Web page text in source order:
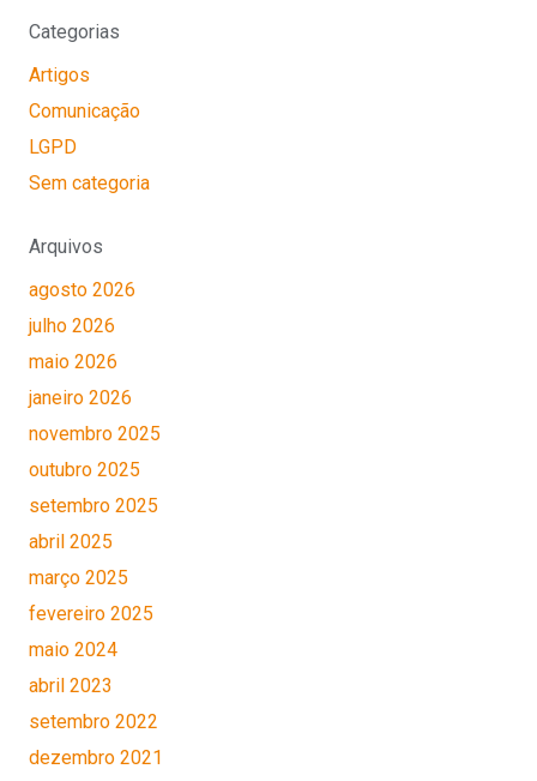
Categorias
Artigos
Comunicação
LGPD
Sem categoria
Arquivos
agosto 2026
julho 2026
maio 2026
janeiro 2026
novembro 2025
outubro 2025
setembro 2025
abril 2025
março 2025
fevereiro 2025
maio 2024
abril 2023
setembro 2022
dezembro 2021